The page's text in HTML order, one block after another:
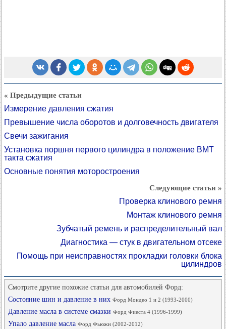
« Предыдущие статьи
Измерение давления сжатия
Превышение числа оборотов и долговечность двигателя
Свечи зажигания
Установка поршня первого цилиндра в положение ВМТ
такта сжатия
Основные понятия моторостроения
Следующие статьи »
Проверка клинового ремня
Монтаж клинового ремня
Зубчатый ремень и распределительный вал
Диагностика — стук в двигательном отсеке
Помощь при неисправностях прокладки головки блока
цилиндров
Смотрите другие похожие статьи для автомобилей Форд:
Состояние шин и давление в них Форд Мондео 1 и 2 (1993-2000)
Давление масла в системе смазки Форд Фиеста 4 (1996-1999)
Упало давление масла Форд Фьюжн (2002-2012)